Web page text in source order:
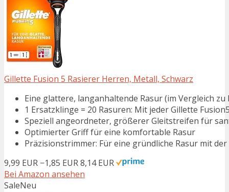
Gillette Fusion 5 Rasierer Herren, Metall, Schwarz
Eine glattere, langanhaltende Rasur (im Vergleich
1 Ersatzklinge = 20 Rasuren: Mit jeder Gillette
Speziell angeordneter, größerer Gleitstreifen für
Optimierter Griff für eine komfortable Rasur
Präzisionstrimmer: Für eine gründliche Rasur mit
9,99 EUR −1,85 EUR8,14 EUR
Bei Amazon ansehen
SaleNeu